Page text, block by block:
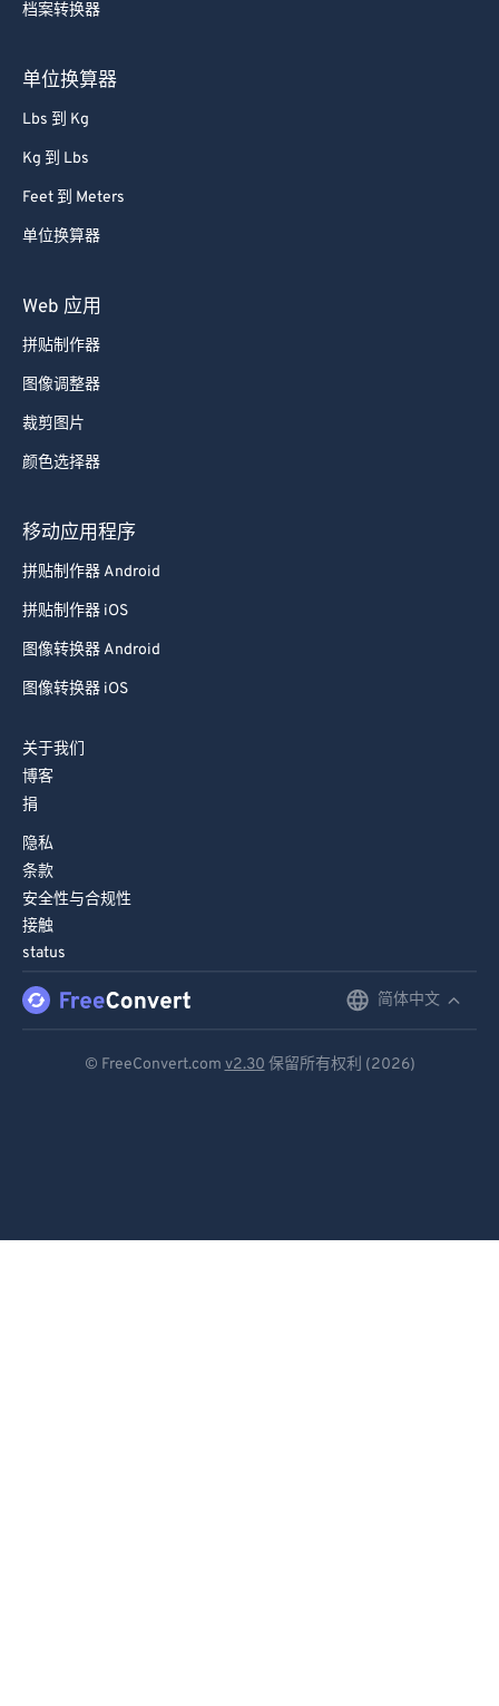
档案转换器
单位换算器
Lbs 到 Kg
Kg 到 Lbs
Feet 到 Meters
单位换算器
Web 应用
拼贴制作器
图像调整器
裁剪图片
颜色选择器
移动应用程序
拼贴制作器 Android
拼贴制作器 iOS
图像转换器 Android
图像转换器 iOS
关于我们
博客
捐
隐私
条款
安全性与合规性
接触
status
简体中文
© FreeConvert.com v2.30 保留所有权利 (2026)